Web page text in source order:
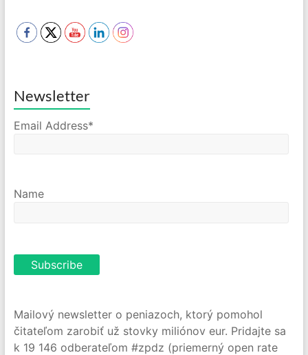
Newsletter
Email Address*
Name
Mailový newsletter o peniazoch, ktorý pomohol
čitateľom zarobiť už stovky miliónov eur. Pridajte sa
k 19 146 odberateľom #zpdz (priemerný open rate